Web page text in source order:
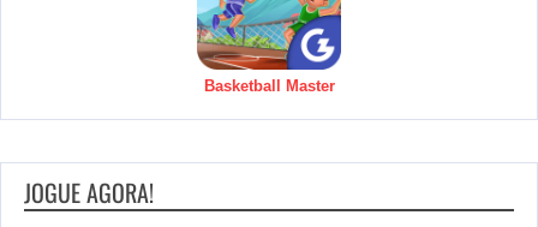
Basketball Master
JOGUE AGORA!